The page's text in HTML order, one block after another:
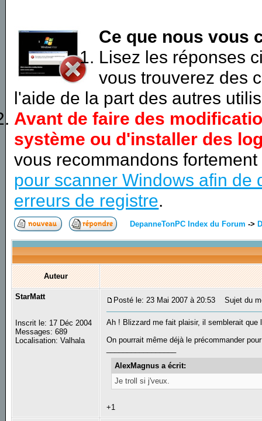
Ce que nous vous
Lisez les réponses
vous trouverez des
l'aide de la part des autres
Avant de faire des
système ou d'installer des
vous recommandons
pour scanner Windows afin de
erreurs de registre.
DepanneTonPC Index du Forum ->
Auteur
StarMatt
Inscrit le: 17 Déc 2004
Messages: 689
Localisation: Valhala
Posté le: 23 Mai 2007 à 20:53 Sujet du
Ah ! Blizzard me fait plaisir, il semblerait
On pourrait même déjà le précommander
AlexMagnus a écrit:
Je troll si j'veux.
+1